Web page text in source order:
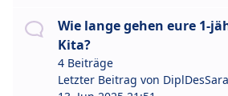
Wie lange gehen eure 1-
Kita?
4 Beiträge
Letzter Beitrag von